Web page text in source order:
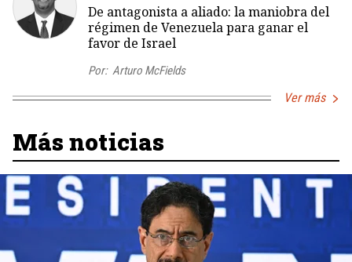
De antagonista a aliado: la maniobra del
régimen de Venezuela para ganar el
favor de Israel
Por: Arturo McFields
Ver más
Más noticias